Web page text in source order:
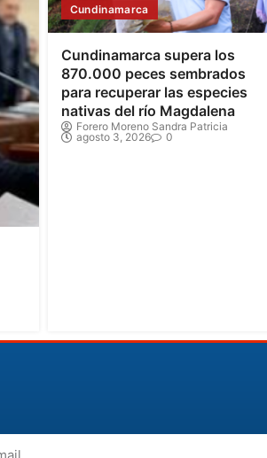
Cundinamarca
Cundinamarca supera los
870.000 peces sembrados
para recuperar las especies
nativas del río Magdalena
Forero Moreno Sandra Patricia
agosto 3, 2026
0